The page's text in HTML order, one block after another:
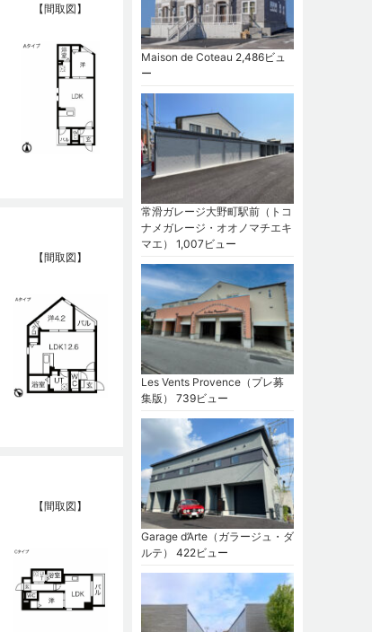
【間取図】
【間取図】
【間取図】
Maison de Coteau 2,486ビュ
ー
常滑ガレージ大野町駅前（トコ
ナメガレージ・オオノマチエキ
マエ）
1,007ビュー
Les Vents Provence（プレ募
集版）
739ビュー
Garage d’Arte（ガラージュ・ダ
ルテ）
422ビュー